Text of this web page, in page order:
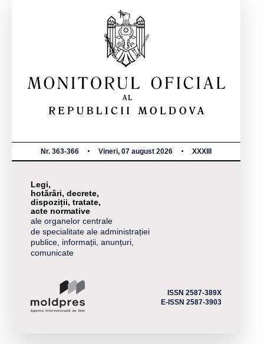
Nr. 363-366 Vineri, 07 august 2026 XXXIII
Legi,
hotărâri, decrete,
dispoziții, tratate,
acte normative
ale organelor centrale
de specialitate ale administrației
publice, informații, anunțuri,
comunicate
ISSN 2587-389X
E-ISSN 2587-3903